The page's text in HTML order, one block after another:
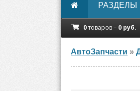
РАЗДЕЛЫ
0товаров – 0 руб.
АвтоЗапчасти »